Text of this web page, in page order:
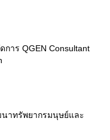
การ QGEN Consultant
าทรัพยากรมนุษย์และ